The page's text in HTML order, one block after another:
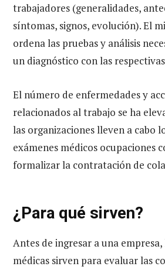
trabajadores (generalidades,
síntomas, signos, evolución). El
ordena las pruebas y análisis
un diagnóstico con las
El número de enfermedades y
relacionados al trabajo se ha
las organizaciones lleven a cabo
exámenes médicos ocupaciones
formalizar la contratación de
¿Para qué sirven?
Antes de ingresar a una
médicas sirven para evaluar las